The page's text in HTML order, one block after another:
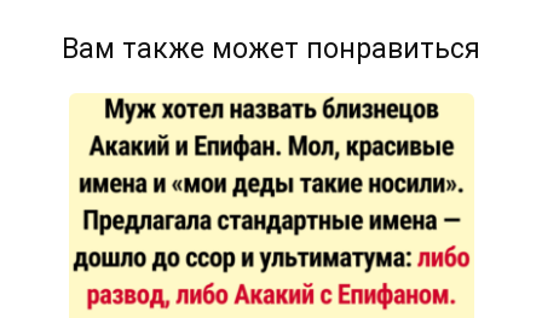
Вам также может понравиться